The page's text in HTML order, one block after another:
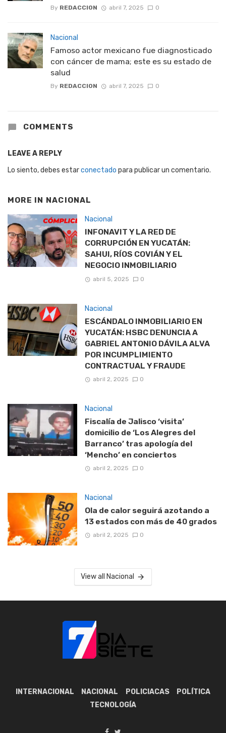
By REDACCION abril 7, 2025 0
Nacional
Famoso actor mexicano fue diagnosticado
con cáncer de mama; este es su estado de
salud
By REDACCION abril 7, 2025 0
COMMENTS
LEAVE A REPLY
Lo siento, debes estarconectado para publicar un comentario.
MORE IN NACIONAL
Nacional
INFONAVIT Y LA RED DE
CORRUPCIÓN EN YUCATÁN:
SAHUI, RÍOS COVIÁN Y EL
NEGOCIO INMOBILIARIO
abril 5, 2025 0
Nacional
ESCÁNDALO INMOBILIARIO EN
YUCATÁN: HSBC DENUNCIA A
GABRIEL ANTONIO DÁVILA ALVA
POR INCUMPLIMIENTO
CONTRACTUAL Y FRAUDE
abril 2, 2025 0
Nacional
Fiscalía de Jalisco ‘visita’
domicilio de ‘Los Alegres del
Barranco’ tras apología del
‘Mencho’ en conciertos
abril 2, 2025 0
Nacional
Ola de calor seguirá azotando a
13 estados con más de 40 grados
abril 2, 2025 0
View all Nacional
INTERNACIONAL NACIONAL POLICIACAS
POLÍTICA
TECNOLOGÍA